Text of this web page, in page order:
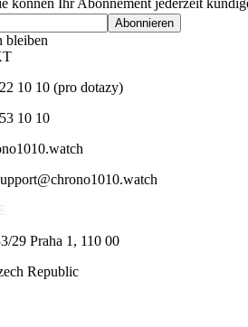
können Ihr Abonnement jederzeit
Abonnieren
bleiben
10 10 (pro dotazy)
10 10
29 Praha 1, 110 00
Republic